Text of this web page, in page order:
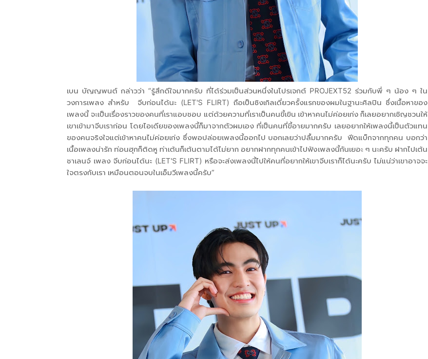
เบน บัญญพนต์ กล่าวว่า “รู้สึกดีใจมากครับ ที่ได้ร่วมเป็นส่วนหนึ่งในโปรเจกต์ PROJEXT52 ร่วมกับพี่ ๆ น้อง ๆ ใน
วงการเพลง สำหรับ จีบก่อนได้นะ (LET'S FLIRT) ถือเป็นซิงเกิลเดี่ยวครั้งแรกของผมในฐานะศิลปิน ซึ่งเนื้อหาของ
เพลงนี้ จะเป็นเรื่องราวของคนที่เราแอบชอบ แต่ด้วยความที่เราเป็นคนขี้เขิน เข้าหาคนไม่ค่อยเก่ง ก็เลยอยากเชิญชวนให้
เขาเข้ามาจีบเราก่อน โดยไอเดียของเพลงนี้ก็มาจากตัวผมเอง ที่เป็นคนที่ขี้อายมากครับ เลยอยากให้เพลงนี้เป็นตัวแทน
ของคนจริงใจแต่เข้าหาคนไม่ค่อยเก่ง ซึ่งพอปล่อยเพลงนี้ออกไป บอกเลยว่าปลื้มมากครับ ฟีดแบ็กจากทุกคน บอกว่า
เนื้อเพลงน่ารัก ท่อนฮุกก็ติดหู ท่าเต้นก็เต้นตามได้ไม่ยาก อยากฝากทุกคนเข้าไปฟังเพลงนี้กันเยอะ ๆ นะครับ ฝากไปเต้น
ชาเลนจ์ เพลง จีบก่อนได้นะ (LET'S FLIRT) หรือจะส่งเพลงนี้ไปให้คนที่อยากให้เขาจีบเราก็ได้นะครับ ไม่แน่ว่าเขาอาจจะ
ใจตรงกับเรา เหมือนตอนจบในเอ็มวีเพลงนี้ครับ”